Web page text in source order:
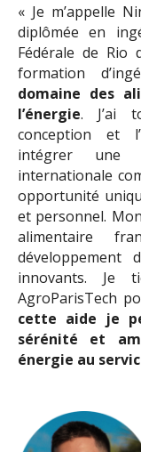
« Je m’appelle
diplômée en
Fédérale de Rio
formation
domaine des
l’énergie. J’ai
conception et
intégrer une
internationale
opportunité
et personnel.
alimentaire
innovants. Je
AgroParisTech
cette aide je
sérénité et
énergie au